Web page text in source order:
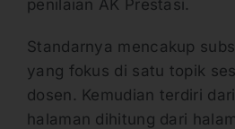
penilaian AK Prestasi.
Standarnya mencakup
yang fokus di satu topik
dosen. Kemudian terdiri
halaman dihitung dari